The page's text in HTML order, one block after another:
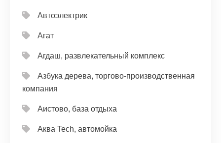
Автоэлектрик
Агат
Агдаш, развлекательный комплекс
Азбука дерева, торгово-производственная
компания
Аистово, база отдыха
Аква Tech, автомойка